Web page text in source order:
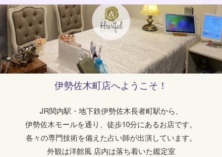
伊勢佐木町店へようこそ！
JR関内駅・地下鉄伊勢佐木長者町駅から、
伊勢佐木モールを通り、徒歩10分にあるお店です。
各々の専門技術を備えた占い師が出演しています。
外観は洋館風 店内は落ち着いた鑑定室